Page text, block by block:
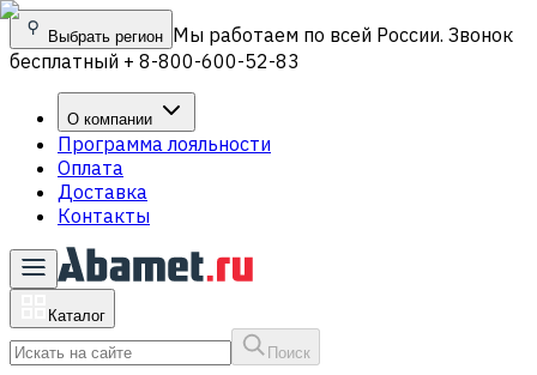
Выбрать регион Мы работаем по всей России. Звонок
бесплатный + 8-800-600-52-83
О компании
Программа лояльности
Оплата
Доставка
Контакты
Каталог
Поиск